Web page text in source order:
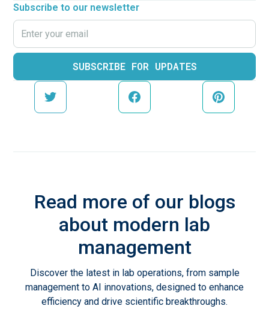
Subscribe to our newsletter
Read more of our blogs
about modern lab
management
Discover the latest in lab operations, from sample
management to AI innovations, designed to enhance
efficiency and drive scientific breakthroughs.